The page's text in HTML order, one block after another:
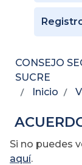
CONSEJO
SUCRE
Inicio
Si no puedes
aquí.